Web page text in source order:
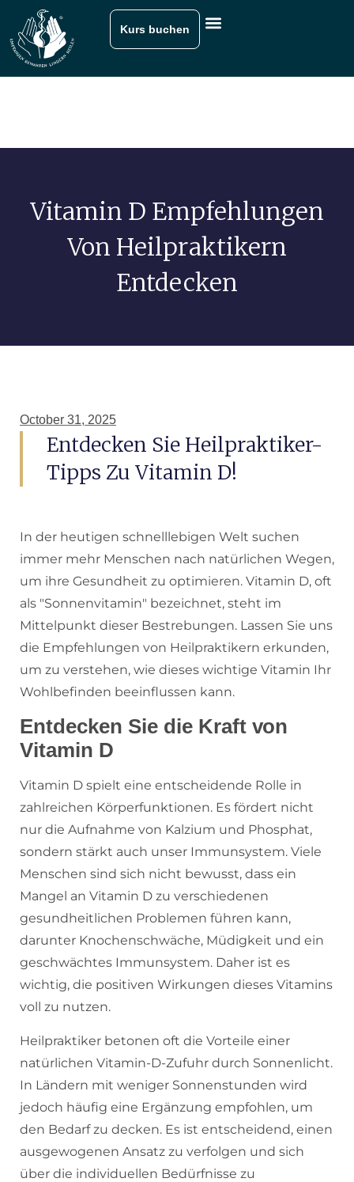
Kurs buchen
Vitamin D Empfehlungen
Von Heilpraktikern
Entdecken
October 31, 2025
Entdecken Sie Heilpraktiker-
Tipps Zu Vitamin D!
In der heutigen schnelllebigen Welt suchen
immer mehr Menschen nach natürlichen Wegen,
um ihre Gesundheit zu optimieren. Vitamin D, oft
als "Sonnenvitamin" bezeichnet, steht im
Mittelpunkt dieser Bestrebungen. Lassen Sie uns
die Empfehlungen von Heilpraktikern erkunden,
um zu verstehen, wie dieses wichtige Vitamin Ihr
Wohlbefinden beeinflussen kann.
Entdecken Sie die Kraft von
Vitamin D
Vitamin D spielt eine entscheidende Rolle in
zahlreichen Körperfunktionen. Es fördert nicht
nur die Aufnahme von Kalzium und Phosphat,
sondern stärkt auch unser Immunsystem. Viele
Menschen sind sich nicht bewusst, dass ein
Mangel an Vitamin D zu verschiedenen
gesundheitlichen Problemen führen kann,
darunter Knochenschwäche, Müdigkeit und ein
geschwächtes Immunsystem. Daher ist es
wichtig, die positiven Wirkungen dieses Vitamins
voll zu nutzen.
Heilpraktiker betonen oft die Vorteile einer
natürlichen Vitamin-D-Zufuhr durch Sonnenlicht.
In Ländern mit weniger Sonnenstunden wird
jedoch häufig eine Ergänzung empfohlen, um
den Bedarf zu decken. Es ist entscheidend, einen
ausgewogenen Ansatz zu verfolgen und sich
über die individuellen Bedürfnisse zu